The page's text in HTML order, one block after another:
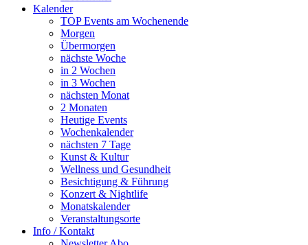
Kalender
TOP Events am Wochenende
Morgen
Übermorgen
nächste Woche
in 2 Wochen
in 3 Wochen
nächsten Monat
2 Monaten
Heutige Events
Wochenkalender
nächsten 7 Tage
Kunst & Kultur
Wellness und Gesundheit
Besichtigung & Führung
Konzert & Nightlife
Monatskalender
Veranstaltungsorte
Info / Kontakt